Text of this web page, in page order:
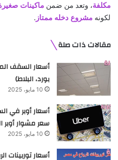
مكلفة، وتعد من ضمن ماكينات
لكونه مشروع دخله ممتاز .
مقالات ذات صلة
بورد، البلاط)
10 مايو، 2025
سعر مشوار أوبر
10 مايو، 2025
أسعار توربينات الرياح